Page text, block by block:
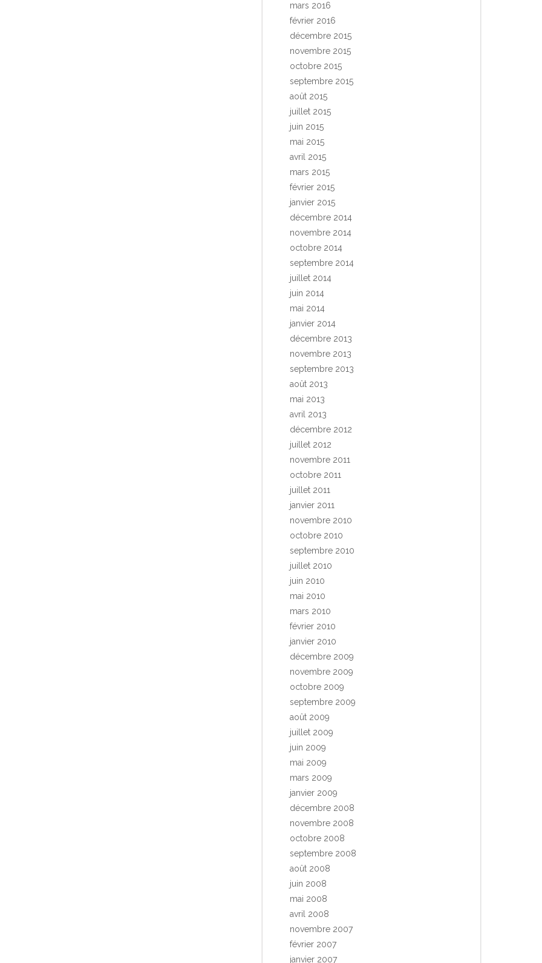
mars 2016
février 2016
décembre 2015
novembre 2015
octobre 2015
septembre 2015
août 2015
juillet 2015
juin 2015
mai 2015
avril 2015
mars 2015
février 2015
janvier 2015
décembre 2014
novembre 2014
octobre 2014
septembre 2014
juillet 2014
juin 2014
mai 2014
janvier 2014
décembre 2013
novembre 2013
septembre 2013
août 2013
mai 2013
avril 2013
décembre 2012
juillet 2012
novembre 2011
octobre 2011
juillet 2011
janvier 2011
novembre 2010
octobre 2010
septembre 2010
juillet 2010
juin 2010
mai 2010
mars 2010
février 2010
janvier 2010
décembre 2009
novembre 2009
octobre 2009
septembre 2009
août 2009
juillet 2009
juin 2009
mai 2009
mars 2009
janvier 2009
décembre 2008
novembre 2008
octobre 2008
septembre 2008
août 2008
juin 2008
mai 2008
avril 2008
novembre 2007
février 2007
janvier 2007